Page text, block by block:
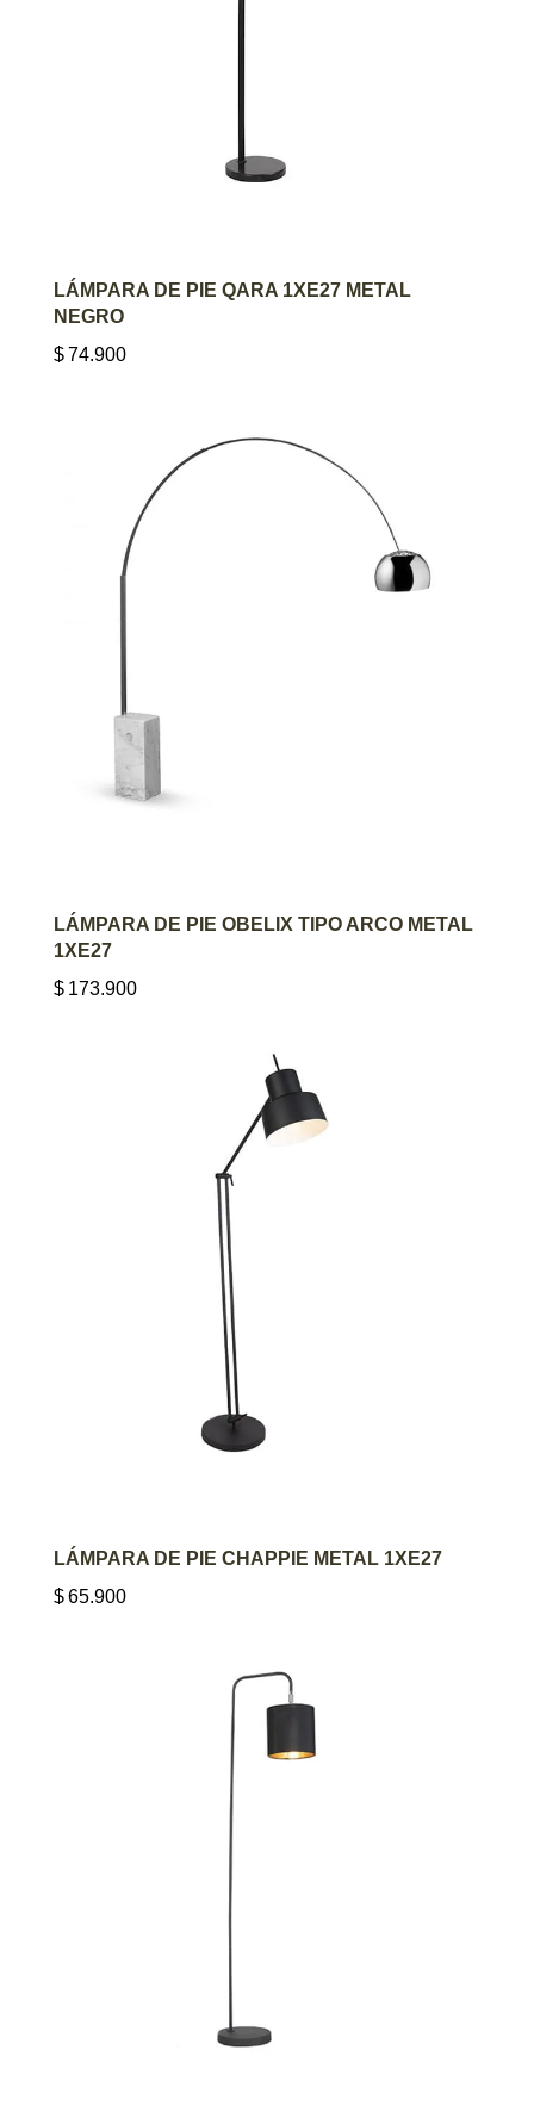
AGREGAR AL CARRITO
LÁMPARA DE PIE QARA 1XE27 METAL
NEGRO
$74.900
AGREGAR AL CARRITO
LÁMPARA DE PIE OBELIX TIPO ARCO METAL
1XE27
$ 173.900
AGREGAR AL CARRITO
LÁMPARA DE PIE CHAPPIE METAL 1XE27
$65.900